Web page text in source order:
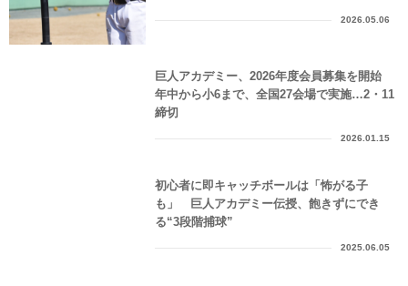
2026.05.06
巨人アカデミー、2026年度会員募集を開始
年中から小6まで、全国27会場で実施…2・11
締切
2026.01.15
初心者に即キャッチボールは「怖がる子
も」 巨人アカデミー伝授、飽きずにでき
る“3段階捕球”
2025.06.05